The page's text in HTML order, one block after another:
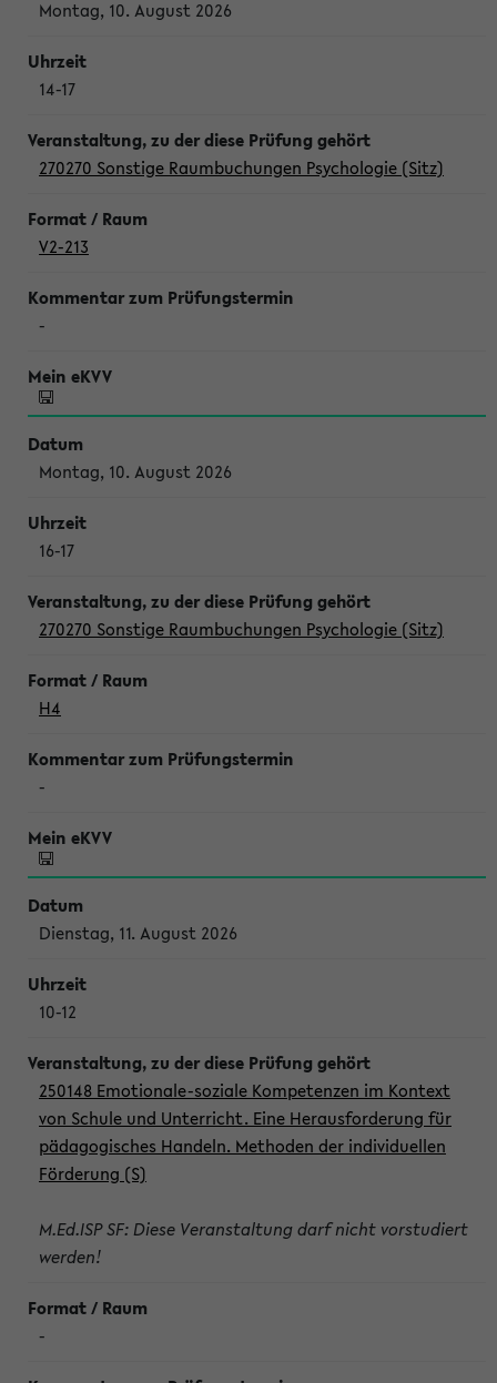
Montag, 10. August 2026
14-17
270270 Sonstige Raumbuchungen Psychologie (Sitz)
V2-213
-
Montag, 10. August 2026
16-17
270270 Sonstige Raumbuchungen Psychologie (Sitz)
H4
-
Dienstag, 11. August 2026
10-12
250148 Emotionale-soziale Kompetenzen im Kontext
von Schule und Unterricht. Eine Herausforderung für
pädagogisches Handeln. Methoden der individuellen
Förderung (S)
M.Ed.ISP SF: Diese Veranstaltung darf nicht vorstudiert
werden!
-